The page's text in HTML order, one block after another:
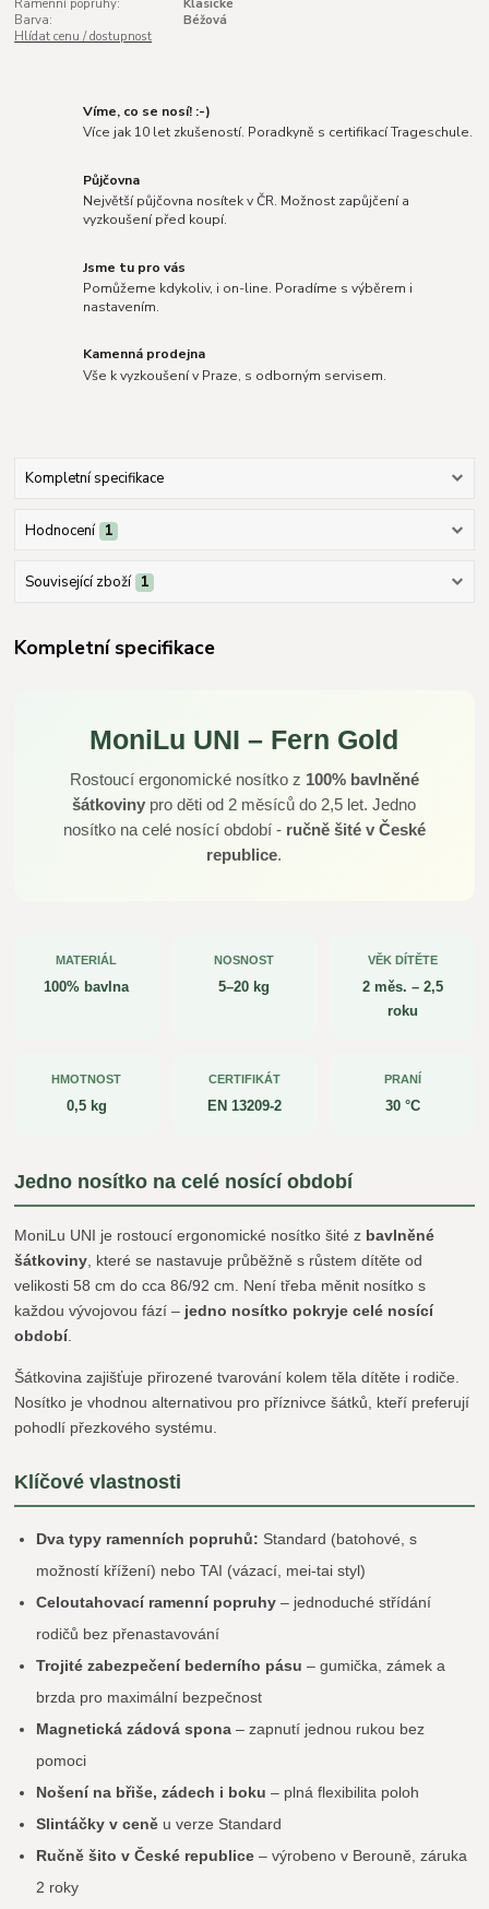
Ramenní popruhy:
Klasické
Barva:
Béžová
Hlídat cenu / dostupnost
Víme, co se nosí! :-)
Více jak 10 let zkušeností. Poradkyně s certifikací Trageschule.
Půjčovna
Největší půjčovna nosítek v ČR. Možnost zapůjčení a
vyzkoušení před koupí.
Jsme tu pro vás
Pomůžeme kdykoliv, i on-line. Poradíme s výběrem i
nastavením.
Kamenná prodejna
Vše k vyzkoušení v Praze, s odborným servisem.
Kompletní specifikace
Hodnocení 1
Související zboží 1
Kompletní specifikace
MoniLu UNI – Fern Gold
Rostoucí ergonomické nosítko z 100% bavlněné
šátkoviny pro děti od 2 měsíců do 2,5 let. Jedno
nosítko na celé nosící období - ručně šité v České
republice.
MATERIÁL
100% bavlna
NOSNOST
5–20 kg
VĚK DÍTĚTE
2 měs. – 2,5
roku
HMOTNOST
0,5 kg
CERTIFIKÁT
EN 13209-2
PRANÍ
30 °C
Jedno nosítko na celé nosící období
MoniLu UNI je rostoucí ergonomické nosítko šité z bavlněné
šátkoviny, které se nastavuje průběžně s růstem dítěte od
velikosti 58 cm do cca 86/92 cm. Není třeba měnit nosítko s
každou vývojovou fází – jedno nosítko pokryje celé nosící
období.
Šátkovina zajišťuje přirozené tvarování kolem těla dítěte i rodiče.
Nosítko je vhodnou alternativou pro příznivce šátků, kteří preferují
pohodlí přezkového systému.
Klíčové vlastnosti
Dva typy ramenních popruhů: Standard (batohové, s
možností křížení) nebo TAI (vázací, mei-tai styl)
Celoutahovací ramenní popruhy – jednoduché střídání
rodičů bez přenastavování
Trojité zabezpečení bederního pásu – gumička, zámek a
brzda pro maximální bezpečnost
Magnetická zádová spona – zapnutí jednou rukou bez
pomoci
Nošení na břiše, zádech i boku – plná flexibilita poloh
Slintáčky v ceně u verze Standard
Ručně šito v České republice – výrobeno v Berouně, záruka
2 roky